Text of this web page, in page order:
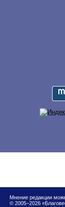
Мнение редакции
© 2005–2026